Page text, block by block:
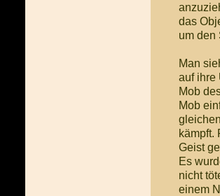
das
um den
Man
auf ihre
Mob
Mob
kämpft.
Geist
Es
nicht
einem